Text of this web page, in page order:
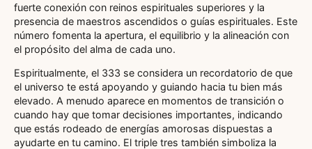
fuerte conexión con reinos espirituales superiores y la
presencia de maestros ascendidos o guías espirituales. Este
número fomenta la apertura, el equilibrio y la alineación con
el propósito del alma de cada uno.
Espiritualmente, el 333 se considera un recordatorio de que
el universo te está apoyando y guiando hacia tu bien más
elevado. A menudo aparece en momentos de transición o
cuando hay que tomar decisiones importantes, indicando
que estás rodeado de energías amorosas dispuestas a
ayudarte en tu camino. El triple tres también simboliza la